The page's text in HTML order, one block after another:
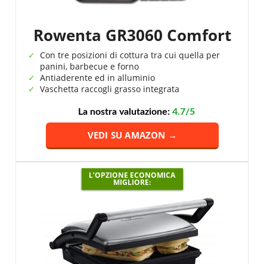
Rowenta GR3060 Comfort
Con tre posizioni di cottura tra cui quella per
panini, barbecue e forno
Antiaderente ed in alluminio
Vaschetta raccogli grasso integrata
La nostra valutazione: 4.7/5
VEDI SU AMAZON →
L’OPZIONE ECONOMICA
MIGLIORE: